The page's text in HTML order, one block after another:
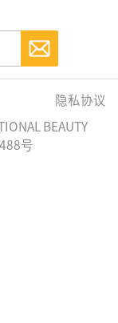
隐私协议
BEAUTY
号